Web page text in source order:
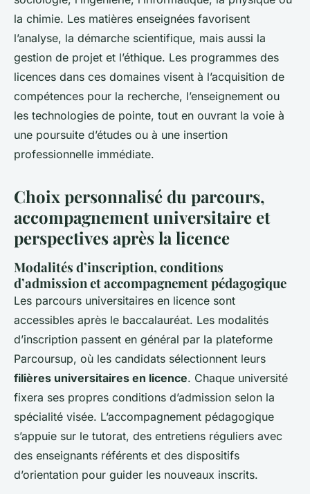
la chimie. Les matières enseignées favorisent
l’analyse, la démarche scientifique, mais aussi la
gestion de projet et l’éthique. Les programmes des
licences dans ces domaines visent à l’acquisition de
compétences pour la recherche, l’enseignement ou
les technologies de pointe, tout en ouvrant la voie à
une poursuite d’études ou à une insertion
professionnelle immédiate.
Choix personnalisé du parcours,
accompagnement universitaire et
perspectives après la licence
Modalités d’inscription, conditions
d’admission et accompagnement pédagogique
Les parcours universitaires en licence sont
accessibles après le baccalauréat. Les modalités
d’inscription passent en général par la plateforme
Parcoursup, où les candidats sélectionnent leurs
filières universitaires en licence. Chaque université
fixera ses propres conditions d’admission selon la
spécialité visée. L’accompagnement pédagogique
s’appuie sur le tutorat, des entretiens réguliers avec
des enseignants référents et des dispositifs
d’orientation pour guider les nouveaux inscrits.